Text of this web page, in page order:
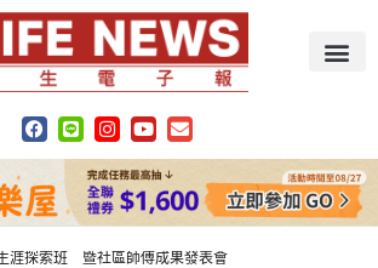
涯探索班 暨社區師傅成果發表會